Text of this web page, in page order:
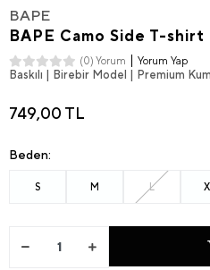
BAPE
BAPE Camo Side T-shirt
(0) Yorum Yorum Yap
Baskılı | Birebir Model | Premium
749,00 TL
Beden:
S M L